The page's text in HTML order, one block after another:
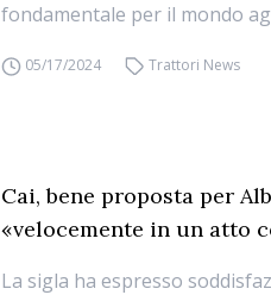
fondamentale per il mondo
05/17/2024 Trattori News
Cai, bene proposta per
«velocemente in un atto
La sigla ha espresso